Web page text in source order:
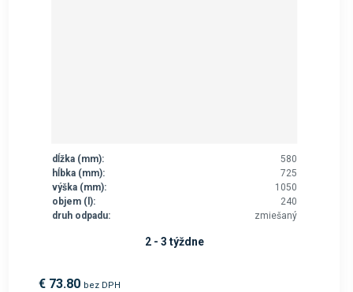
dĺžka (mm):
580
hĺbka (mm):
725
výška (mm):
1050
objem (l):
240
druh odpadu:
zmiešaný
€ 73.80 bez DPH
2 - 3 týždne